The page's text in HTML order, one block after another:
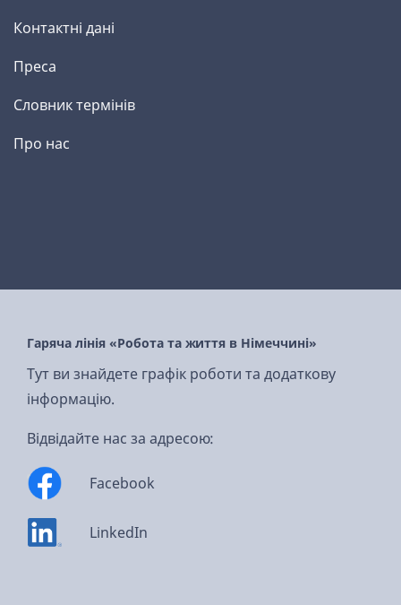
Контактні дані
Преса
Словник термінів
Про нас
Гаряча лінія «Робота та життя в Німеччині»
Тут ви знайдете графік роботи та додаткову
інформацію.
Відвідайте нас за адресою:
Facebook
LinkedIn